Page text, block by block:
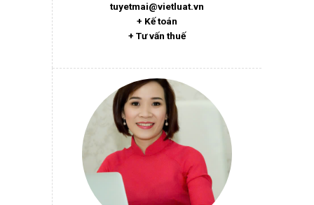
tuyetmai@vietluat.vn
+ Kế toán
+ Tư vấn thuế